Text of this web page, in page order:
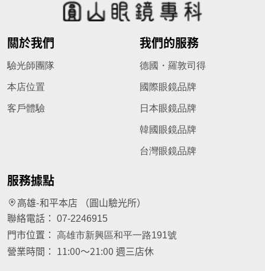
關於我們
驗光師團隊
本店位置
客戶體驗
我們的服務
德國・羅敦司得
國際眼鏡品牌
日本眼鏡品牌
韓國眼鏡品牌
台灣眼鏡品牌
服務據點
高雄-和平本店 （圓山驗光所）
聯絡電話：
07-2246915
門市位置： 高雄市新興區和平一路191號
營業時間： 11:00～21:00 週三店休